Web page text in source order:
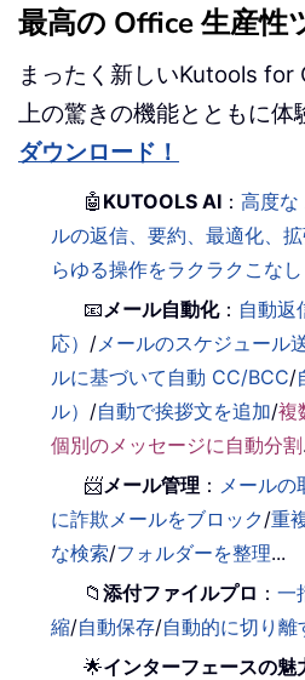
最高の Office 生産性
まったく新しいKutools for
上の驚きの機能とともに体
ダウンロード！
🤖 KUTOOLS AI ：高度な
ルの返信、要約、最適化、
らゆる操作をラクラクこなし
📧 メール自動化： 自動返
応） / メールのスケジュール
ルに基づいて自動 CC/BCC/
ル） /自動で挨拶文を追加/複
個別のメッセージに自動分割
📨メール管理 ： メールの
に詐欺メールをブロック/重
な検索/フォルダーを整理...
📁添付ファイルプロ ：一
縮/自動保存/自動的に切り離
🌟インターフェースの魅